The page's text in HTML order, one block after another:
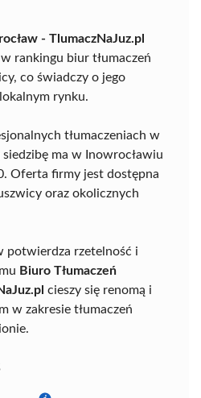
- TlumaczNaJuz.pl
rankingu biur tłumaczeń
co świadczy o jego
rynku.
tłumaczeniach w
ma w Inowrocławiu
Oferta firmy jest dostępna
oraz okolicznych
potwierdza rzetelność i
Biuro Tłumaczeń
cieszy się renomą i
w zakresie tłumaczeń